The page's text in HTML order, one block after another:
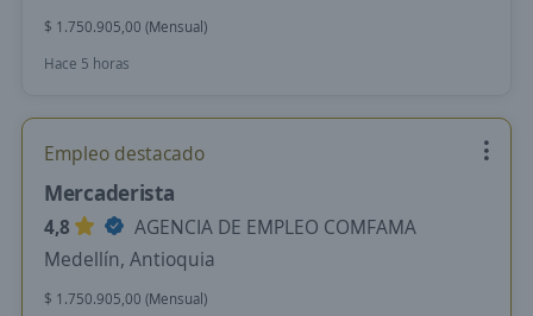
$ 1.750.905,00 (Mensual)
Hace 5 horas
Empleo destacado
Mercaderista
4,8
AGENCIA DE EMPLEO COMFAMA
Medellín, Antioquia
$ 1.750.905,00 (Mensual)